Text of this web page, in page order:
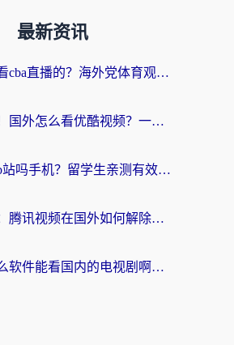
最新资讯
在香港怎么看cba直播的？海外党体育观赛终极指南：告别版权限制，畅享中文解说
海外党别愁！国外怎么看优酷视频？一招解决追剧、看直播难题
海外可以看b站吗手机？留学生亲测有效的回国加速指南
海外党必看：腾讯视频在国外如何解除地域限制？附优酷咪咕使用指南
在国外用什么软件能看国内的电视剧啊？留学生亲测有效的回国加速方案